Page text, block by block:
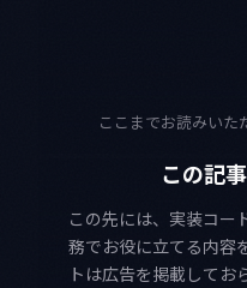
ここまでお読みいた
この記
この先には、実装コー
務でお役に立てる内容
トは広告を掲載してお